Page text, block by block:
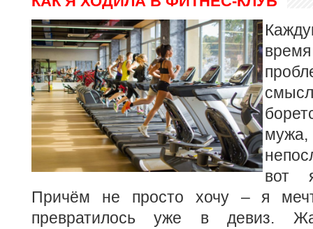
вот
Причём не просто хочу – я
превратилось уже в девиз.